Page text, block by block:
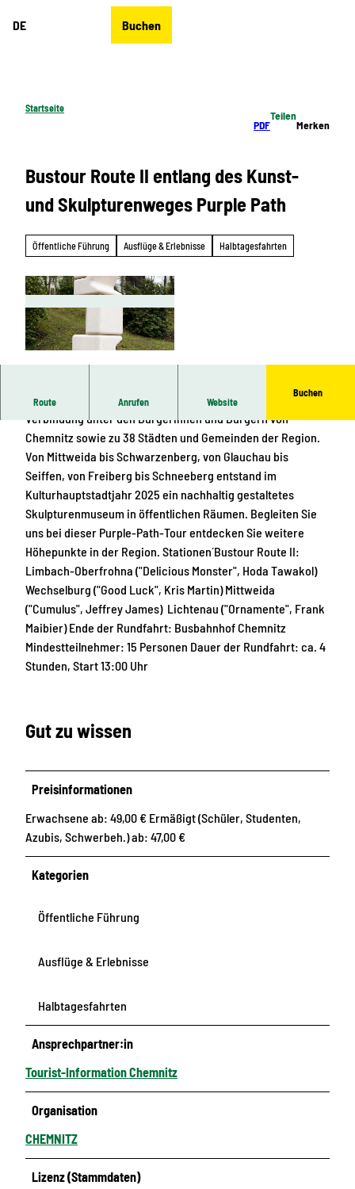
DE Buchen
Startseite
PDF
Teilen
Merken
Bustour Route II entlang des Kunst-
und Skulpturenweges Purple Path
Öffentliche Führung Ausflüge & Erlebnisse Halbtagesfahrten
Route Anrufen Website
Buchen
Der Kunst- und Skulpturenweg PURPLE PATH schafft
Verbindung unter den Bürgerinnen und Bürgern von
Chemnitz sowie zu 38 Städten und Gemeinden der Region.
Von Mittweida bis Schwarzenberg, von Glauchau bis
Seiffen, von Freiberg bis Schneeberg entstand im
Kulturhauptstadtjahr 2025 ein nachhaltig gestaltetes
Skulpturenmuseum in öffentlichen Räumen. Begleiten Sie
uns bei dieser Purple-Path-Tour entdecken Sie weitere
Höhepunkte in der Region. Stationen´Bustour Route II:
Limbach-Oberfrohna ("Delicious Monster", Hoda Tawakol)
Wechselburg ("Good Luck", Kris Martin) Mittweida
("Cumulus", Jeffrey James) Lichtenau ("Ornamente", Frank
Maibier) Ende der Rundfahrt: Busbahnhof Chemnitz
Mindestteilnehmer: 15 Personen Dauer der Rundfahrt: ca. 4
Stunden, Start 13:00 Uhr
Gut zu wissen
Preisinformationen
Erwachsene ab: 49,00 € Ermäßigt (Schüler, Studenten,
Azubis, Schwerbeh.) ab: 47,00 €
Kategorien
Öffentliche Führung
Ausflüge & Erlebnisse
Halbtagesfahrten
Ansprechpartner:in
Tourist-Information Chemnitz
Organisation
CHEMNITZ
Lizenz (Stammdaten)